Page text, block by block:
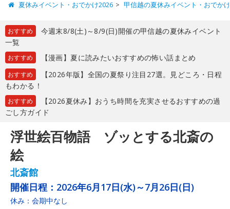
夏休みイベント・おでかけ2026 甲信越の夏休みイベント・おでか
おすすめ
今週末8/8(土)～8/9(日)開催の甲信越の夏休みイベント
一覧
おすすめ 【漫画】夏に読みたいおすすめの怖い話まとめ
おすすめ
【2026年版】全国の夏祭り注目27選。見どころ・日程
もわかる！
おすすめ
【2026夏休み】おうち時間を充実させるおすすめの過
ごし方ガイド
浮世絵百物語 ゾッとする北斎の
絵
北斎館
開催日程： 2026年6月17日(水)～7月26日(日)
休み：会期中なし